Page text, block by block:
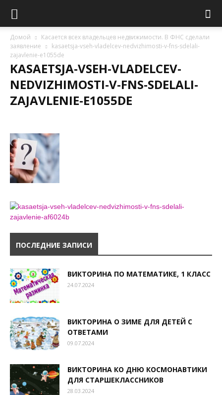
Домой
Касается всех владельцев недвижимости. В ФНС сделали
заявление
kasaetsja-vseh-vladelcev-nedvizhimosti-v-fns-sdelali-
zajavlenie-e1055de
KASAETSJA-VSEH-VLADELCEV-
NEDVIZHIMOSTI-V-FNS-SDELALI-
ZAJAVLENIE-E1055DE
ПОСЛЕДНИЕ ЗАПИСИ
ВИКТОРИНА ПО МАТЕМАТИКЕ, 1 КЛАСС
24.07.2024
ВИКТОРИНА О ЗИМЕ ДЛЯ ДЕТЕЙ С
ОТВЕТАМИ
09.07.2024
ВИКТОРИНА КО ДНЮ КОСМОНАВТИКИ
ДЛЯ СТАРШЕКЛАССНИКОВ
28.03.2024